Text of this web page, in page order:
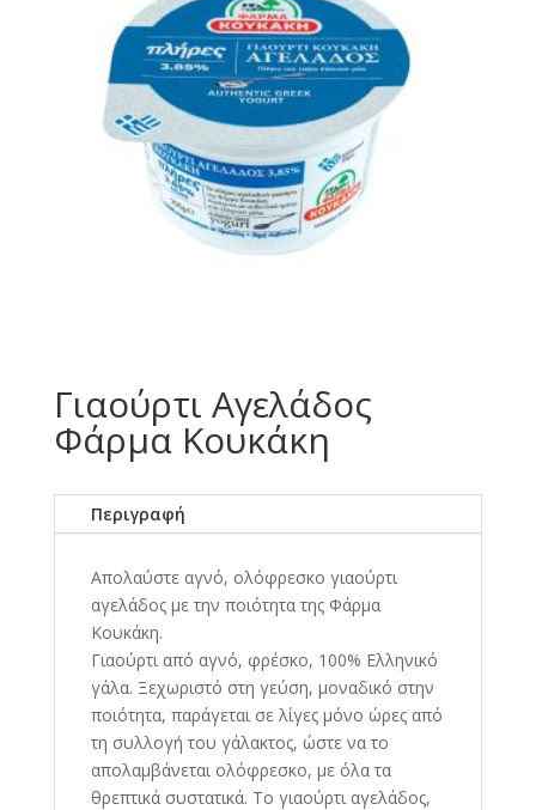
Γιαούρτι Αγελάδος
Φάρμα Κουκάκη
Περιγραφή
Απολαύστε αγνό, ολόφρεσκο γιαούρτι
αγελάδος με την ποιότητα της Φάρμα
Κουκάκη.
Γιαούρτι από αγνό, φρέσκο, 100% Ελληνικό
γάλα. Ξεχωριστό στη γεύση, μοναδικό στην
ποιότητα, παράγεται σε λίγες μόνο ώρες από
τη συλλογή του γάλακτος, ώστε να το
απολαμβάνεται ολόφρεσκο, με όλα τα
θρεπτικά συστατικά. Το γιαούρτι αγελάδος,